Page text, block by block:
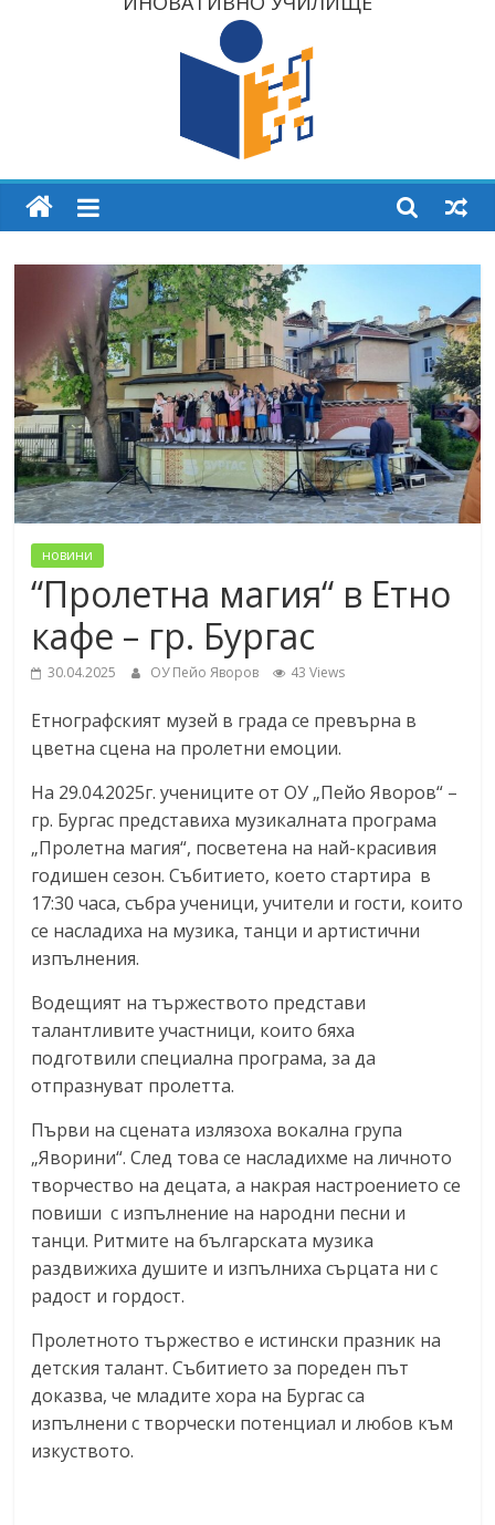
новини
“Пролетна магия“ в Етно
кафе – гр. Бургас
30.04.2025 ОУ Пейо Яворов 43 Views
Етнографският музей в града се превърна в
цветна сцена на пролетни емоции.
На 29.04.2025г. учениците от ОУ „Пейо Яворов“ –
гр. Бургас представиха музикалната програма
„Пролетна магия“, посветена на най-красивия
годишен сезон. Събитието, което стартира в
17:30 часа, събра ученици, учители и гости, които
се насладиха на музика, танци и артистични
изпълнения.
Водещият на тържеството представи
талантливите участници, които бяха
подготвили специална програма, за да
отпразнуват пролетта.
Първи на сцената излязоха вокална група
„Яворини“. След това се насладихме на личното
творчество на децата, а накрая настроението се
повиши с изпълнение на народни песни и
танци. Ритмите на българската музика
раздвижиха душите и изпълниха сърцата ни с
радост и гордост.
Пролетното тържество е истински празник на
детския талант. Събитието за пореден път
доказва, че младите хора на Бургас са
изпълнени с творчески потенциал и любов към
изкуството.